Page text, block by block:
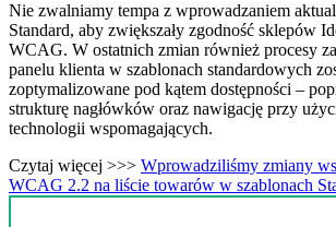
Nie zwalniamy tempa z wprowadzaniem
Standard, aby zwiększały zgodność sklepów
WCAG. W ostatnich zmian również procesy
panelu klienta w szablonach standardowych
zoptymalizowane pod kątem dostępności –
strukturę nagłówków oraz nawigację przy
technologii wspomagających.
Czytaj więcej >>> Wprowadziliśmy zmiany
WCAG 2.2 na liście towarów w szablonach